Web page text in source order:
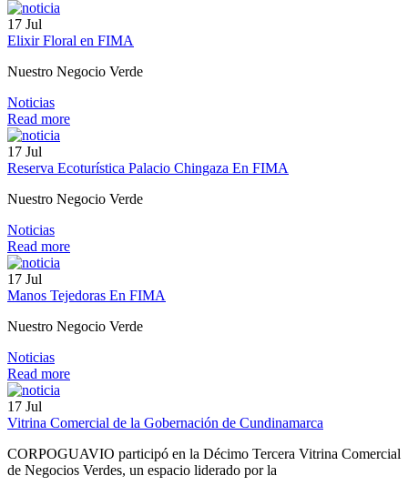
17 Jul
Elixir Floral en FIMA
Nuestro Negocio Verde
Noticias
Read more
17 Jul
Reserva Ecoturística Palacio Chingaza En FIMA
Nuestro Negocio Verde
Noticias
Read more
17 Jul
Manos Tejedoras En FIMA
Nuestro Negocio Verde
Noticias
Read more
17 Jul
Vitrina Comercial de la Gobernación de Cundinamarca
CORPOGUAVIO participó en la Décimo Tercera Vitrina Comercial
de Negocios Verdes, un espacio liderado por la